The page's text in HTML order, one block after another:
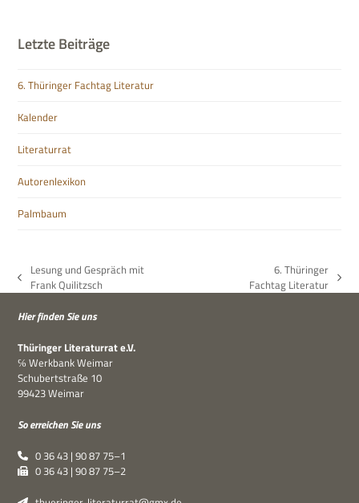
Letzte Beiträge
6. Thüringer Fachtag Literatur
Kalender
Literaturrat
Autorenlexikon
Palmbaum
vorheriger
Lesung und Gespräch mit
Frank Quilitzsch
Nächster
6. Thüringer
Fachtag Literatur
Hier fin­den Sie uns
Thü­rin­ger Lite­ra­tur­rat e.V.
℅ Werk­bank Weimar
Schu­bert­straße 10
99423 Weimar
So errei­chen Sie uns
0 36 43 | 90 87 75–1
0 36 43 | 90 87 75–2